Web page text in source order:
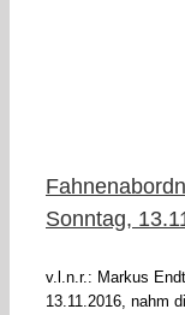
Sonntag,
v.l.n.r.: Markus
13.11.2016, nahm